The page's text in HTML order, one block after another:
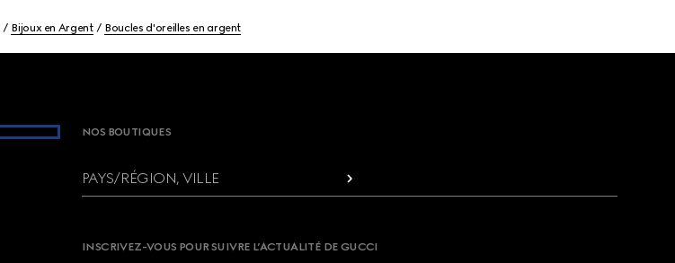
Bijoux en Argent Boucles d'oreilles en argent
NOS BOUTIQUES
PAYS/RÉGION, VILLE
INSCRIVEZ-VOUS POUR SUIVRE L’ACTUALITÉ DE GUCCI